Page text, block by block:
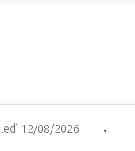
12/08/2026